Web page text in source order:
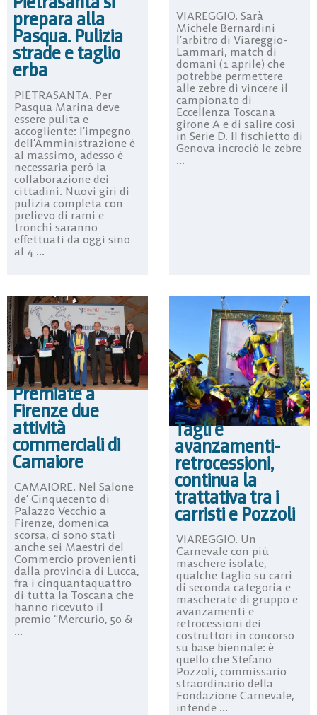
prepara alla
Pasqua. Pulizia
strade e taglio
erba
PIETRASANTA. Per
Pasqua Marina deve
essere pulita e
accogliente: l’impegno
dell’Amministrazione è
al massimo, adesso è
necessaria però la
collaborazione dei
cittadini. Nuovi giri di
pulizia completa con
prelievo di rami e
tronchi saranno
effettuati da oggi sino
al 4 ...
VIAREGGIO. Sarà
Michele Bernardini
l’arbitro di Viareggio-
Lammari, match di
domani (1 aprile) che
potrebbe permettere
alle zebre di vincere il
campionato di
Eccellenza Toscana
girone A e di salire così
in Serie D. Il fischietto di
Genova incrociò le zebre
...
Premiate a
Firenze due
attività
commerciali di
Camaiore
CAMAIORE. Nel Salone
de’ Cinquecento di
Palazzo Vecchio a
Firenze, domenica
scorsa, ci sono stati
anche sei Maestri del
Commercio provenienti
dalla provincia di Lucca,
fra i cinquantaquattro
di tutta la Toscana che
hanno ricevuto il
premio “Mercurio, 50 &
...
Tagli e
avanzamenti-
retrocessioni,
continua la
trattativa tra i
carristi e Pozzoli
VIAREGGIO. Un
Carnevale con più
maschere isolate,
qualche taglio su carri
di seconda categoria e
mascherate di gruppo e
avanzamenti e
retrocessioni dei
costruttori in concorso
su base biennale: è
quello che Stefano
Pozzoli, commissario
straordinario della
Fondazione Carnevale,
intende ...